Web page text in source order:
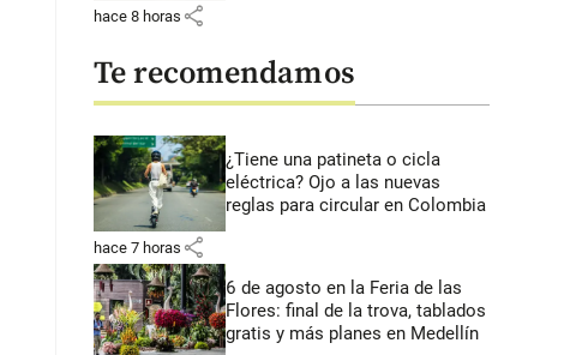
hace 8 horas share
Te recomendamos
¿Tiene una patineta o cicla
eléctrica? Ojo a las nuevas
reglas para circular en Colombia
hace 7 horas share
6 de agosto en la Feria de las
Flores: final de la trova, tablados
gratis y más planes en Medellín